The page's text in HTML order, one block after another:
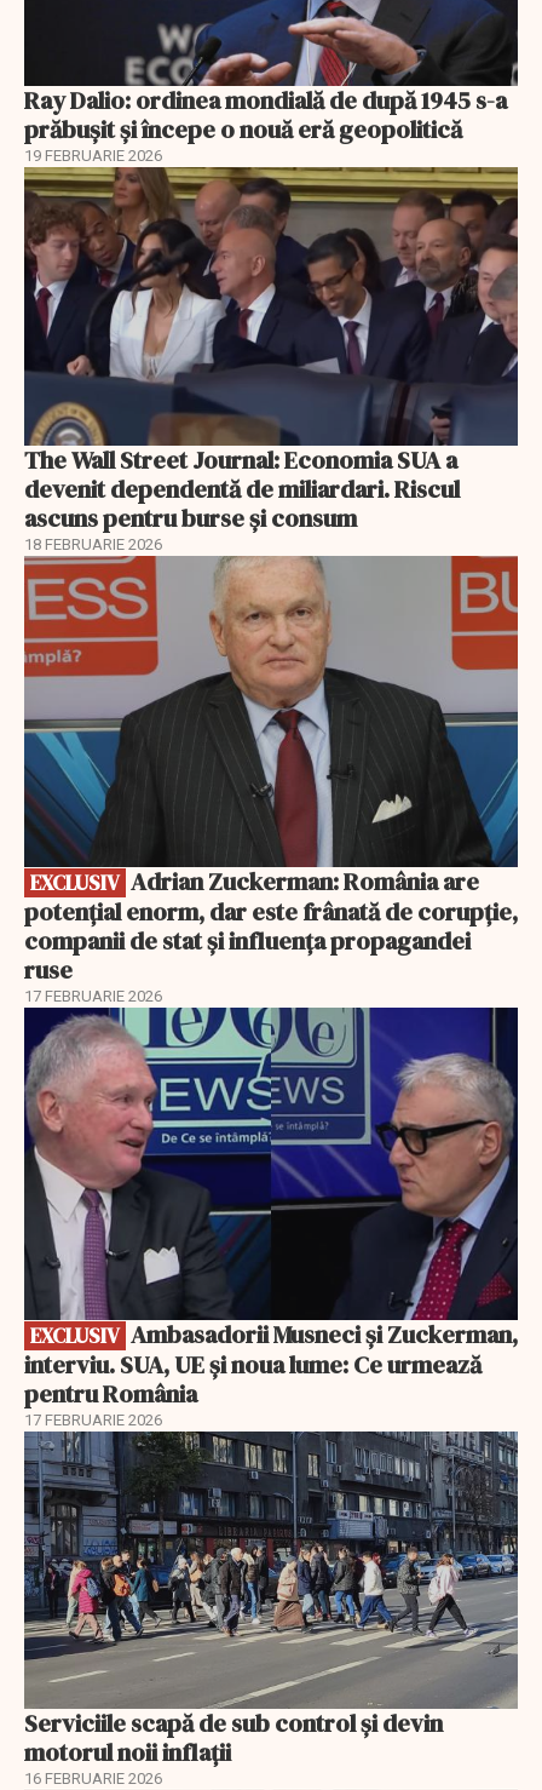
Ray Dalio: ordinea mondială de după 1945 s-a
prăbușit și începe o nouă eră geopolitică
19 FEBRUARIE 2026
The Wall Street Journal: Economia SUA a
devenit dependentă de miliardari. Riscul
ascuns pentru burse și consum
18 FEBRUARIE 2026
EXCLUSIV
EXCLUSIV
potențial enorm, dar este frânată de corupție,
companii de stat și influența propagandei
ruse
17 FEBRUARIE 2026
EXCLUSIV
EXCLUSIV
interviu. SUA, UE și noua lume: Ce urmează
pentru România
17 FEBRUARIE 2026
Serviciile scapă de sub control și devin
motorul noii inflații
16 FEBRUARIE 2026